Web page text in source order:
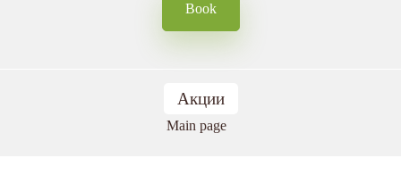
Book
Акции
Breadcrumb
Main page